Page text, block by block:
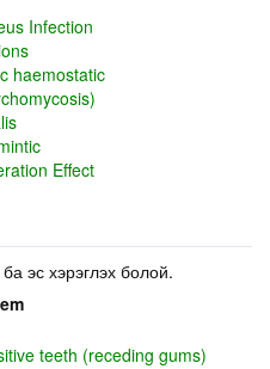
Infection
haemostatic
Effect
эс хэрэглэх болой.
teeth (receding gums)